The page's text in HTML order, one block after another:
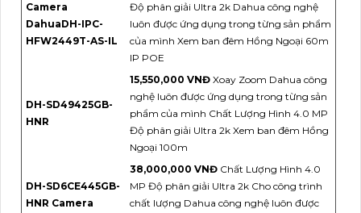
Camera
DahuaDH-IPC-
HFW2449T-AS-IL
Độ phân giải Ultra 2k Dahua công nghệ
luôn được ứng dụng trong từng sản phẩm
của mình Xem ban đêm Hồng Ngoại 60m
IP POE
DH-SD49425GB-
HNR
15,550,000 VNĐ Xoay Zoom Dahua công
nghệ luôn được ứng dụng trong từng sản
phẩm của mình Chất Lượng Hình 4.0 MP
Độ phân giải Ultra 2k Xem ban đêm Hồng
Ngoại 100m
DH-SD6CE445GB-
HNR Camera
38,000,000 VNĐ Chất Lượng Hình 4.0
MP Độ phân giải Ultra 2k Cho công trình
chất lượng Dahua công nghệ luôn được